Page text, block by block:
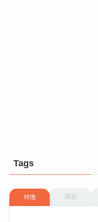
Tags
特徴 国別